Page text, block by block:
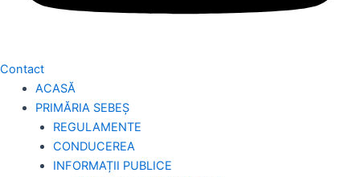
Contact
ACASĂ
PRIMĂRIA SEBEȘ
REGULAMENTE
CONDUCEREA
INFORMAȚII PUBLICE